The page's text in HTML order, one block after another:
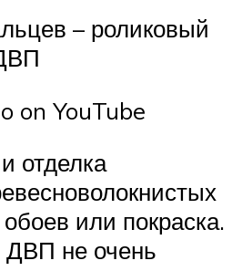
– роликовый
on YouTube
отделка
или покраска.
ДВП не очень